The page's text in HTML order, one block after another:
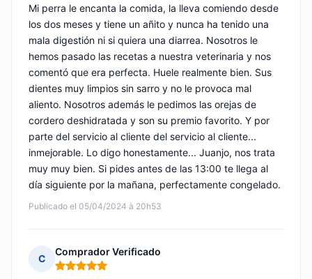
Publicado el 05/04/2024 à 20h53
Mi perra le encanta la comida, la lleva comiendo desde
los dos meses y tiene un añito y nunca ha tenido una
mala digestión ni si quiera una diarrea. Nosotros le
hemos pasado las recetas a nuestra veterinaria y nos
comentó que era perfecta. Huele realmente bien. Sus
dientes muy limpios sin sarro y no le provoca mal
aliento. Nosotros además le pedimos las orejas de
cordero deshidratada y son su premio favorito. Y por
parte del servicio al cliente del servicio al cliente...
inmejorable. Lo digo honestamente... Juanjo, nos trata
muy muy bien. Si pides antes de las 13:00 te llega al
día siguiente por la mañana, perfectamente congelado.
C
Comprador Verificado
Nota: 5 de 5